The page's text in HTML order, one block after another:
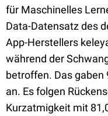
für Maschinelles
Data-Datensatz des
App-Herstellers
während der
betroffen. Das gaben
an. Es folgen
Kurzatmigkeit mit